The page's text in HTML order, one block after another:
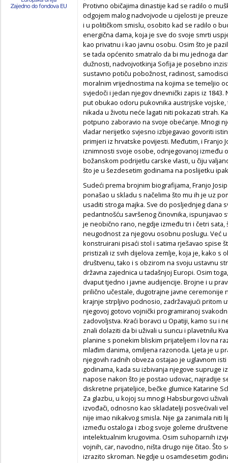
Protivno običajima dinastije kad se radilo o
odgojem malog nadvojvode u cijelosti je
i u političkom smislu, osobito kad se radilo o
energična dama, koja je sve do svoje smrti
kao privatnu i kao javnu osobu. Osim što je
se tada općenito smatralo da bi mu jednoga
dužnosti, nadvojvotkinja Sofija je posebno
sustavno potiču pobožnost, radinost,
moralnim vrijednostima na kojima se temeljio
svjedoči i jedan njegov dnevnički zapis iz
put obukao odoru pukovnika austrijske
nikada u životu neće lagati niti pokazati strah.
potpuno zaboravio na svoje obećanje. Mnogi
vladar nerijetko svjesno izbjegavao govoriti
primjeri iz hrvatske povijesti. Međutim, i Franjo
iznimnosti svoje osobe, odnjegovanoj između
božanskom podrijetlu carske vlasti, u čiju
što je u šezdesetim godinama na poslijetku
Sudeći prema brojnim biografijama, Franjo
ponašao u skladu s načelima što mu ih je uz
usaditi stroga majka. Sve do posljednjeg dana
pedantnošću savršenog činovnika, ispunjavao
je neobično rano, negdje između tri i četri
neugodnost za njegovu osobnu poslugu. Već
konstruirani pisaći stol i satima rješavao spise
pristizali iz svih dijelova zemlje, koja je, kako s
društvenu, tako i s obzirom na svoju ustavnu
državna zajednica u tadašnjoj Europi. Osim
dvaput tjedno i javne audijencije. Brojne i u
prilično učestale, dugotrajne javne ceremonije
krajnje strpljivo podnosio, zadržavajući pritom
njegovoj gotovo vojnički programiranoj
zadovoljstva. Kraći boravci u Opatiji, kamo su i
znali dolaziti da bi uživali u suncu i plavetnilu
planine s ponekim bliskim prijateljem i lov na
mlađim danima, omiljena razonoda. Ljeta je u
njegovih radnih obveza ostajao je uglavnom
godinama, kada su izbivanja njegove supruge
napose nakon što je postao udovac, najradije
diskretne prijateljice, bečke glumice Katarine
Za glazbu, u kojoj su mnogi Habsburgovci
izvođači, odnosno kao skladatelji posvećivali
nije imao nikakvog smisla. Nije ga zanimala niti
između ostaloga i zbog svoje goleme
intelektualnim krugovima. Osim suhoparnih
vojnih, car, navodno, ništa drugo nije čitao. Što
izrazito skroman. Negdje u osamdesetim